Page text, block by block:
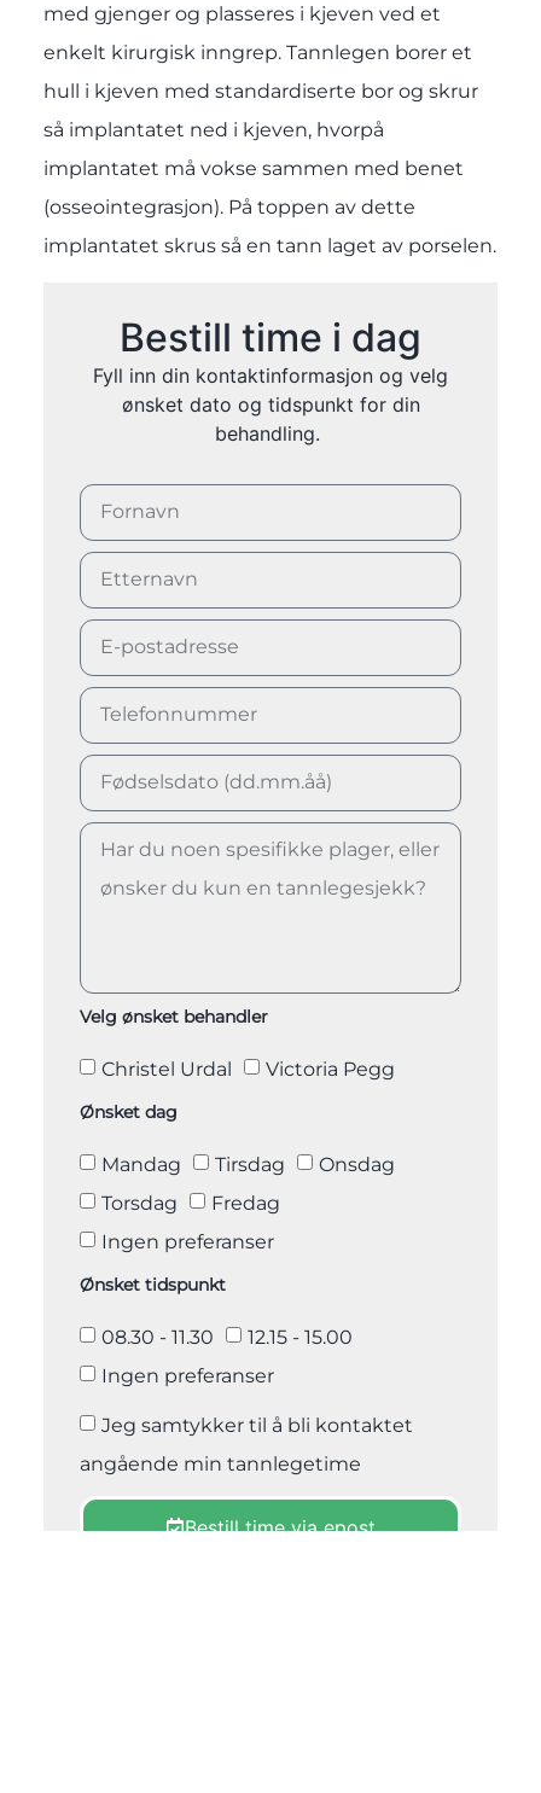
med gjenger og plasseres i kjeven ved et
enkelt kirurgisk inngrep. Tannlegen borer et
hull i kjeven med standardiserte bor og skrur
så implantatet ned i kjeven, hvorpå
implantatet må vokse sammen med benet
(osseointegrasjon). På toppen av dette
implantatet skrus så en tann laget av porselen.
Bestill time i dag
Fyll inn din kontaktinformasjon og velg
ønsket dato og tidspunkt for din
behandling.
Velg ønsket behandler
Christel Urdal Victoria Pegg
Ønsket dag
Mandag Tirsdag
Onsdag
Torsdag
Fredag
Ingen preferanser
Ønsket tidspunkt
08.30 - 11.30
12.15 - 15.00
Ingen preferanser
Jeg samtykker til å bli kontaktet
angående min tannlegetime
Bestill time via epost